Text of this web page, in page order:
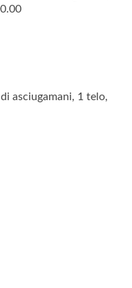
asciugamani, 1 telo,